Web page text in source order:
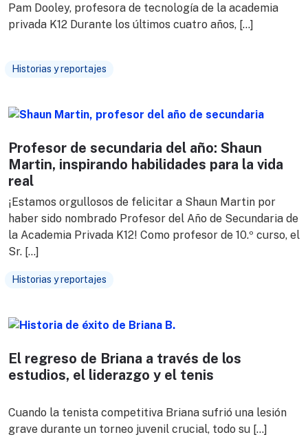
Pam Dooley, profesora de tecnología de la academia
privada K12 Durante los últimos cuatro años, […]
Historias y reportajes
Profesor de secundaria del año: Shaun
Martin, inspirando habilidades para la vida
real
¡Estamos orgullosos de felicitar a Shaun Martin por
haber sido nombrado Profesor del Año de Secundaria de
la Academia Privada K12! Como profesor de 10.º curso, el
Sr. […]
Historias y reportajes
El regreso de Briana a través de los
estudios, el liderazgo y el tenis
Cuando la tenista competitiva Briana sufrió una lesión
grave durante un torneo juvenil crucial, todo su […]